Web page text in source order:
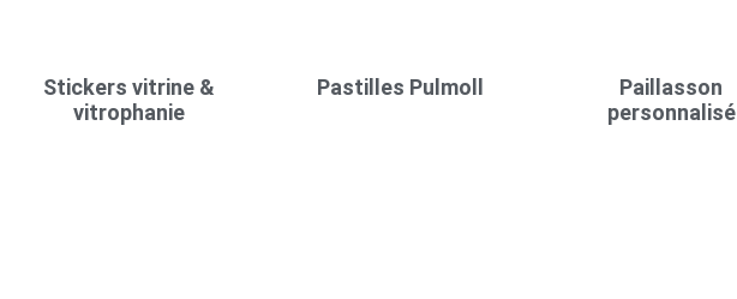
Stickers vitrine &
vitrophanie
Pastilles Pulmoll
Paillasson
personnalisé